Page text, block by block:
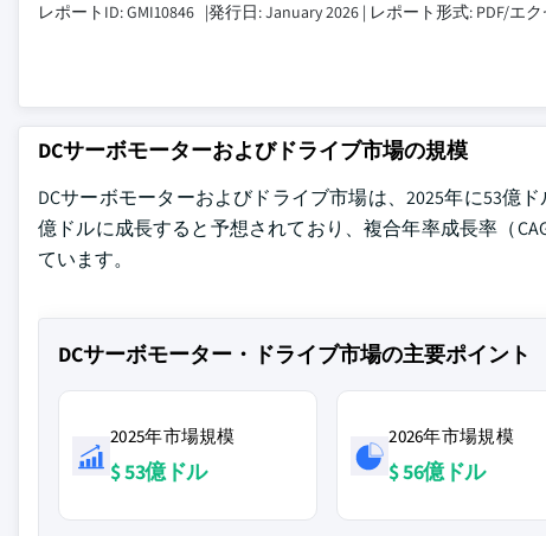
レポートID: GMI10846 |発行日: January 2026 | レポート形式: PDF/エ
DCサーボモーターおよびドライブ市場の規模
DCサーボモーターおよびドライブ市場は、2025年に53億
億ドルに成長すると予想されており、複合年率成長率（
ています。
DCサーボモーター・ドライブ市場の主要ポイント
2025年市場規模
$ 53億ドル
2026年市場規模
$ 56億ドル